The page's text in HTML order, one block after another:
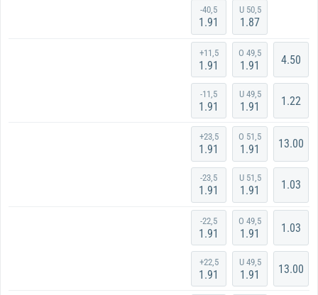
-40,5
1.91
U 50,5
1.87
+11,5
1.91
-11,5
1.91
O 49,5
1.91
U 49,5
1.91
4.50
1.22
+23,5
1.91
-23,5
1.91
O 51,5
1.91
U 51,5
1.91
13.00
1.03
-22,5
1.91
+22,5
1.91
O 49,5
1.91
U 49,5
1.91
1.03
13.00